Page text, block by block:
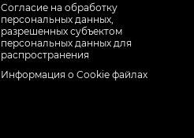
Cогласие на обработку
персональных данных,
разрешенных субъектом
персональных данных для
распространения
Информация о Cookie файлах